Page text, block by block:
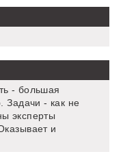
- большая
Задачи - как не
эксперты
и